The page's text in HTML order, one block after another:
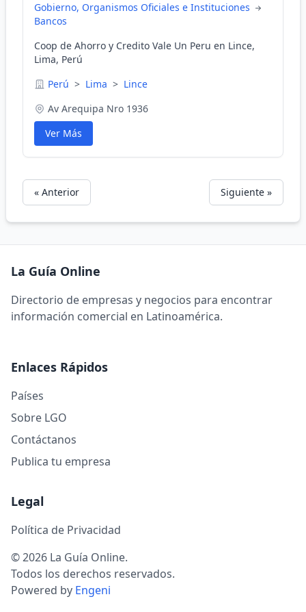
Gobierno, Organismos Oficiales e Instituciones
Bancos
Coop de Ahorro y Credito Vale Un Peru en Lince,
Lima, Perú
Perú > Lima > Lince
Av Arequipa Nro 1936
Ver Más
« Anterior Siguiente »
La Guía Online
Directorio de empresas y negocios para encontrar
información comercial en Latinoamérica.
Enlaces Rápidos
Países
Sobre LGO
Contáctanos
Publica tu empresa
Legal
Política de Privacidad
© 2026 La Guía Online.
Todos los derechos reservados.
Powered by Engeni